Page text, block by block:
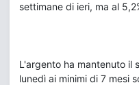
settimane di ieri, ma al
L'argento ha mantenuto il
lunedì ai minimi di 7 mesi